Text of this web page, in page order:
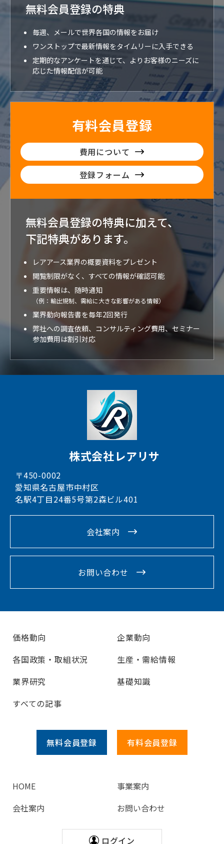
無料会員登録の特典
毎週、メールで世界各国の情報をお届け
ワンストップで最新情報をタイムリーに入手できる
定期的なアンケートを通じて、よりお客様のニーズに
応じた情報配信が可能
有料会員登録
費用について
登録フォーム
無料会員登録の特典に加えて、
下記特典があります。
レアアース業界の概要資料をプレゼント
閲覧制限がなく、すべての情報が確認可能
重要情報は、随時通知
（例：輸出規制、需給に大きな影響がある情報）
業界動向報告書を毎年2回発行
弊社への調査依頼、コンサルティング費用、セミナー
参加費用は割引対応
株式会社レアリサ
〒450-0002
愛知県名古屋市中村区
名駅4丁目24番5号第2森ビル401
会社案内
お問い合わせ
価格動向
企業動向
各国政策・取組状況
生産・需給情報
業界研究
基礎知識
すべての記事
無料会員登録 有料会員登録
HOME
事業案内
会社案内
お問い合わせ
ログイン